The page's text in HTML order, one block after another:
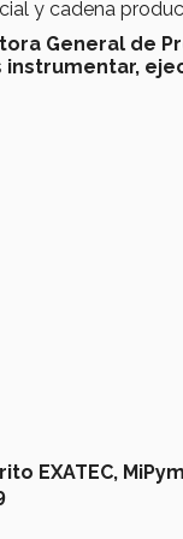
y cadena
General de
instrumentar,
EXATEC,